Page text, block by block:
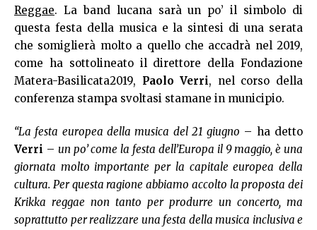
Reggae. La band lucana sarà un po’ il simbolo di
questa festa della musica e la sintesi di una serata
che somiglierà molto a quello che accadrà nel 2019,
come ha sottolineato il direttore della Fondazione
Matera-Basilicata2019, Paolo Verri, nel corso della
conferenza stampa svoltasi stamane in municipio.
“La festa europea della musica del 21 giugno – ha detto
Verri – un po’ come la festa dell’Europa il 9 maggio, è una
giornata molto importante per la capitale europea della
cultura. Per questa ragione abbiamo accolto la proposta dei
Krikka reggae non tanto per produrre un concerto, ma
soprattutto per realizzare una festa della musica inclusiva e